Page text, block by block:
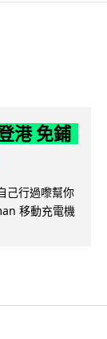
港 免鋪
己行過嚟幫你
移動充電機